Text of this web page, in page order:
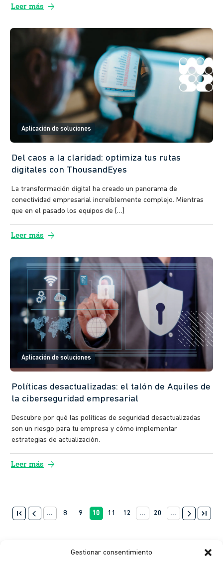
Gestionar consentimiento
Leer más arrow_forward
Aplicación de soluciones
Del caos a la claridad: optimiza tus rutas
digitales con ThousandEyes
La transformación digital ha creado un panorama de
conectividad empresarial increíblemente complejo. Mientras
que en el pasado los equipos de […]
Leer más arrow_forward
Aplicación de soluciones
Políticas desactualizadas: el talón de Aquiles de
la ciberseguridad empresarial
Descubre por qué las políticas de seguridad desactualizadas
son un riesgo para tu empresa y cómo implementar
estrategias de actualización.
Leer más arrow_forward
first_page arrow_back_ios ... 8 9 10 11 12 ... 20 ... arrow_forward_ios last_page